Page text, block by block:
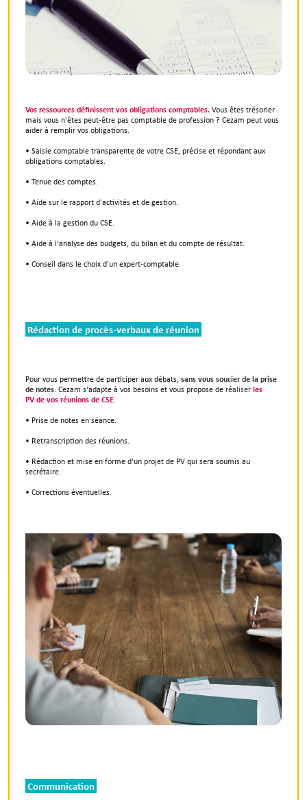
Vos ressources définissent vos obligations comptables.Vous êtes trésorier
mais vous n'êtes peut-être pas comptable de profession ? Cezam peut vous
aider à remplir vos obligations.
• Saisie comptable transparente de votre CSE, précise et répondant aux
obligations comptables.
• Tenue des comptes.
• Aide sur le rapport d'activités et de gestion.
• Aide à la gestion du CSE.
• Aide à l'analyse des budgets, du bilan et du compte de résultat.
• Conseil dans le choix d'un expert-comptable.
Rédaction de procès-verbaux de réunion
Pour vous permettre de participer aux débats,sans vous soucier de la prise
de notes. Cezam s'adapte à vos besoins et vous propose de réaliserles
PV de vos réunions de CSE.
• Prise de notes en séance.
• Retranscription des réunions.
• Rédaction et mise en forme d'un projet de PV qui sera soumis au
secrétaire.
• Corrections éventuelles.
Communication